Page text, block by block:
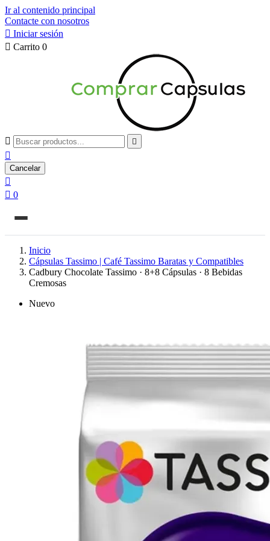
Ir al contenido principal
Contacte con nosotros
 Iniciar sesión
 Carrito 0
 

Cancelar

 0
Inicio
Cápsulas Tassimo | Café Tassimo Baratas y Compatibles
Cadbury Chocolate Tassimo · 8+8 Cápsulas · 8 Bebidas
Cremosas
Nuevo